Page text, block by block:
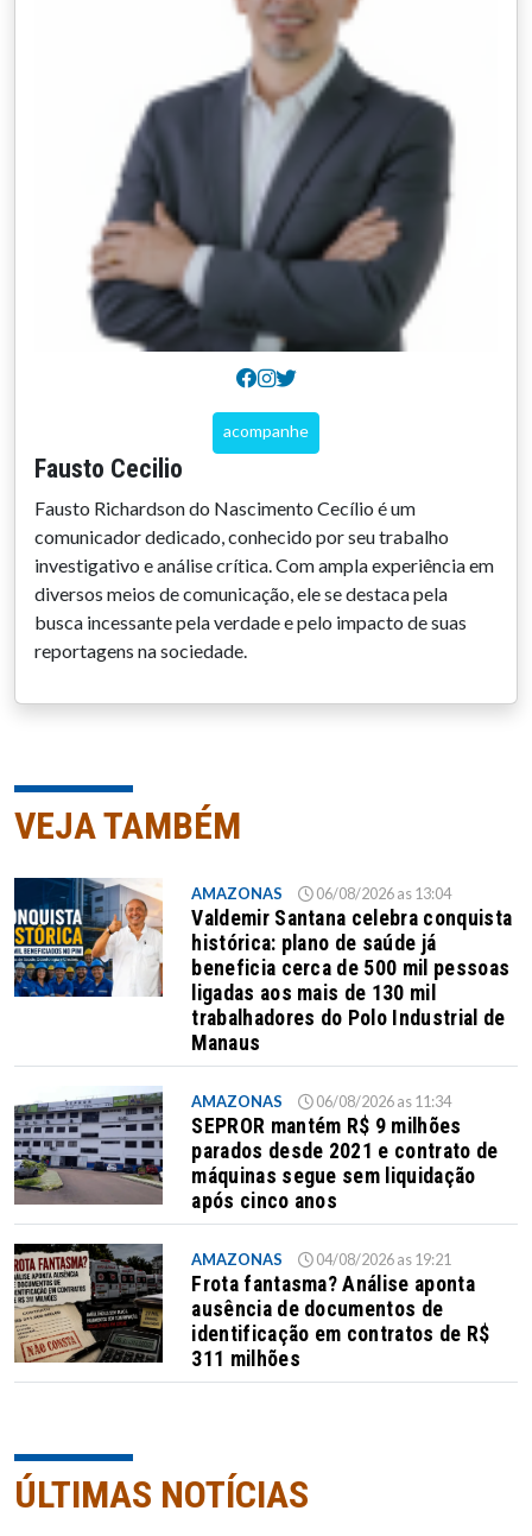
acompanhe
Fausto Cecilio
Fausto Richardson do Nascimento Cecílio é um
comunicador dedicado, conhecido por seu trabalho
investigativo e análise crítica. Com ampla experiência em
diversos meios de comunicação, ele se destaca pela
busca incessante pela verdade e pelo impacto de suas
reportagens na sociedade.
VEJA TAMBÉM
AMAZONAS 06/08/2026 as 13:04
Valdemir Santana celebra conquista
histórica: plano de saúde já
beneficia cerca de 500 mil pessoas
ligadas aos mais de 130 mil
trabalhadores do Polo Industrial de
Manaus
AMAZONAS 06/08/2026 as 11:34
SEPROR mantém R$ 9 milhões
parados desde 2021 e contrato de
máquinas segue sem liquidação
após cinco anos
AMAZONAS 04/08/2026 as 19:21
Frota fantasma? Análise aponta
ausência de documentos de
identificação em contratos de R$
311 milhões
ÚLTIMAS NOTÍCIAS